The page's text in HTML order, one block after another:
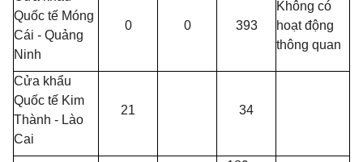
Quốc tế Móng
Cái - Quảng
Ninh
0 0 393
Không có
hoạt động
thông quan
Cửa khẩu
Quốc tế Kim
Thành - Lào
Cai
21 34